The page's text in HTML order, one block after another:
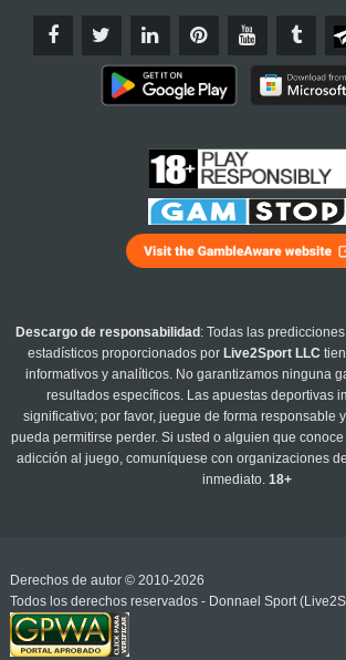
Descargo de responsabilidad : Todas las
estadísticos proporcionados por Live2Sport LLC
informativos y analíticos. No garantizamos ninguna
resultados específicos. Las apuestas deportivas
significativo; por favor, juegue de forma responsable
pueda permitirse perder. Si usted o alguien que
adicción al juego, comuníquese con organizaciones
inmediato.18+
Derechos de autor © 2010-2026
Todos los derechos reservados - Donnael Sport